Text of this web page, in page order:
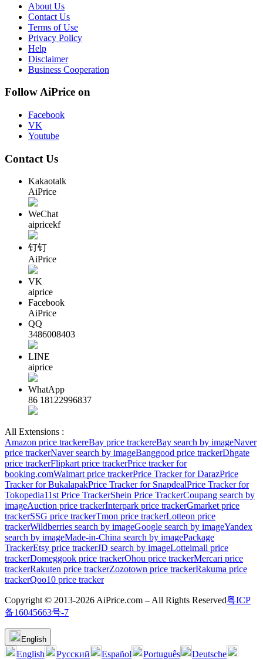
About Us
Contact Us
Terms of Use
Privacy Policy
Help
Disclaimer
Business Cooperation
Follow AiPrice on
Facebook
VK
Youtube
Contact Us
Kakaotalk
AiPrice
WeChat
aipricekf
钉钉
AiPrice
VK
aiprice
Facebook
AiPrice
QQ
3486008403
LINE
aiprice
WhatApp
86 18122996837
All Extensions :
Amazon price trackereBay price trackereBay search by imageNaver
price trackerNaver search by imageBanggood price trackerDhgate
price trackerFlipkart price trackerPrice tracker for
booking.comWalmart price trackerPrice Tracker for DarazPrice
Tracker for BukalapakPrice Tracker for SnapdealPrice Tracker for
Tokopedia11st Price TrackerShein Price TrackerCoupang search by
imageAuction price trackerInterpark price trackerGmarket price
trackerSSG price trackerTmon price trackerLotteon price
trackerWildberries search by imageGoogle search by imageYandex
search by imageMade-in-China search by imagePackage
TrackerEtsy price trackerJD search by imageLotteimall price
trackerDomeggook price trackerOhou price trackerMercari price
trackerRakuten price trackerZozotown price trackerRakuma price
trackerQoo10 price tracker
Copyright © 2013-2026 AiPrice.com – All Rights Reserved粤ICP
备16045663号-7
English
English Pусский Español Português Deutsche